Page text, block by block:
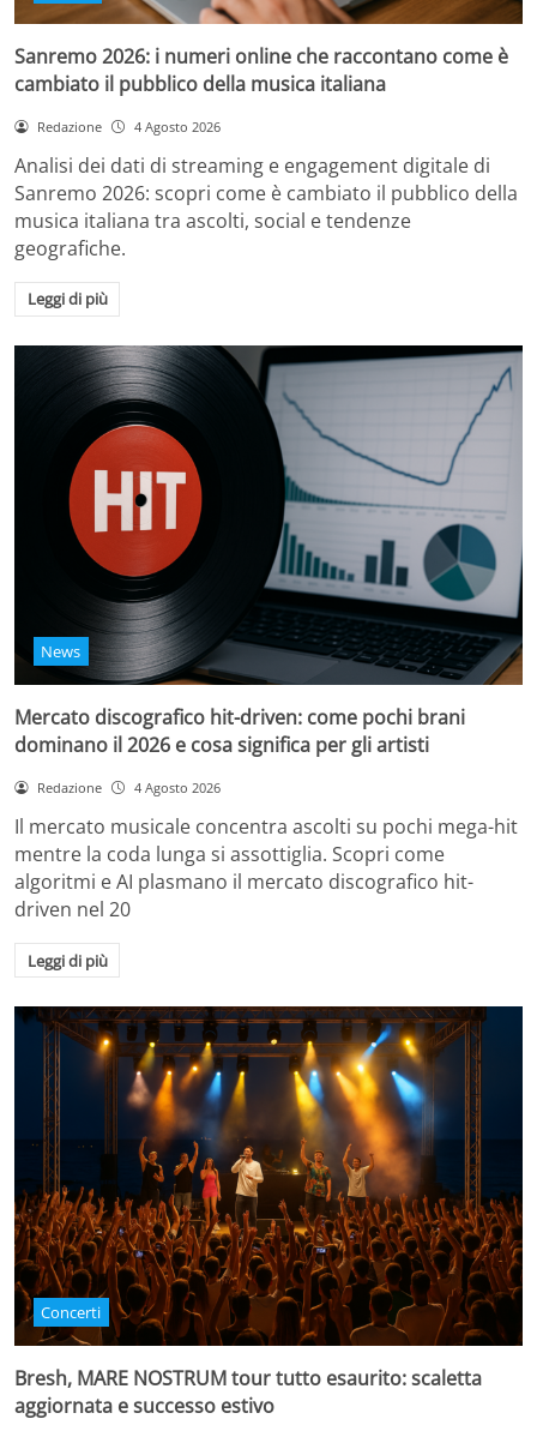
Sanremo 2026: i numeri online che raccontano come è
cambiato il pubblico della musica italiana
Redazione 4 Agosto 2026
Analisi dei dati di streaming e engagement digitale di
Sanremo 2026: scopri come è cambiato il pubblico della
musica italiana tra ascolti, social e tendenze
geografiche.
Leggi di più
News
Mercato discografico hit-driven: come pochi brani
dominano il 2026 e cosa significa per gli artisti
Redazione 4 Agosto 2026
Il mercato musicale concentra ascolti su pochi mega-hit
mentre la coda lunga si assottiglia. Scopri come
algoritmi e AI plasmano il mercato discografico hit-
driven nel 20
Leggi di più
Concerti
Bresh, MARE NOSTRUM tour tutto esaurito: scaletta
aggiornata e successo estivo